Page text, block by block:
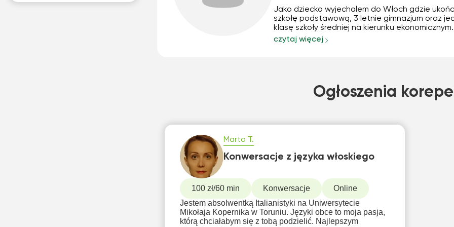
Jako dziecko wyjechalem do Włoch gdzie
szkołę podstawową, 3 letnie gimnazjum oraz
klasę szkoły średniej na kierunku ekonomicznym.
powrocie do Polski ukonczylem studia
czytaj więcej
Ogłoszenia
Marta T.
Konwersacje z języka włoskiego
100 zł/60 min Konwersacje
Online
Jestem absolwentką Italianistyki na Uniwersytecie
Mikołaja Kopernika w Toruniu. Języki obce to moja pasja,
którą chciałabym się z tobą podzielić. Najlepszym